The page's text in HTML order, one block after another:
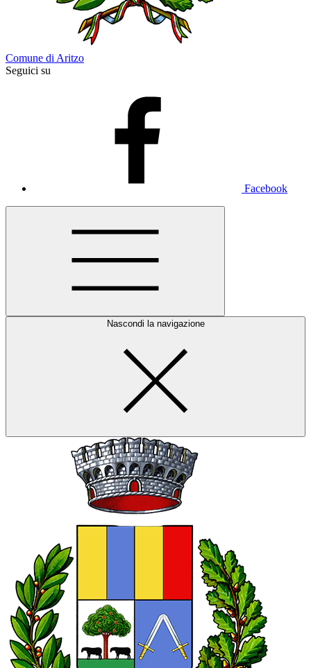
Comune di Aritzo
Seguici su
Facebook
Nascondi la navigazione